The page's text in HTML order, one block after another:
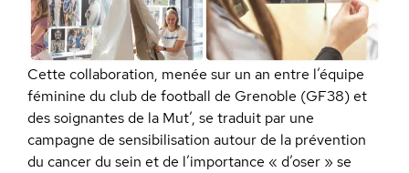
Cette collaboration, menée sur un an entre l’équipe
féminine du club de football de Grenoble (GF38) et
des soignantes de la Mut’, se traduit par une
campagne de sensibilisation autour de la prévention
du cancer du sein et de l’importance « d’oser » se